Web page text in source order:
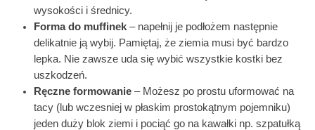
wysokości i średnicy.
Forma do muffinek – napełnij je podłożem następnie
delikatnie ją wybij. Pamiętaj, że ziemia musi być bardzo
lepka. Nie zawsze uda się wybić wszystkie kostki bez
uszkodzeń.
Ręczne formowanie – Możesz po prostu uformować na
tacy (lub wczesniej w płaskim prostokątnym pojemniku)
jeden duży blok ziemi i pociąć go na kawałki np. szpatułką